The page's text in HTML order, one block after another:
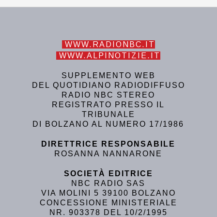
WWW.RADIONBC.IT
WWW.ALPINOTIZIE.IT
SUPPLEMENTO WEB
DEL QUOTIDIANO RADIODIFFUSO
RADIO NBC STEREO
REGISTRATO PRESSO IL
TRIBUNALE
DI BOLZANO AL NUMERO 17/1986
DIRETTRICE RESPONSABILE
ROSANNA NANNARONE
SOCIETÀ EDITRICE
NBC RADIO SAS
VIA MOLINI 5 39100 BOLZANO
CONCESSIONE MINISTERIALE
NR. 903378 DEL 10/2/1995